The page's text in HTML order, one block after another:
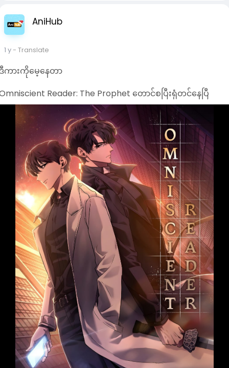
က်ရည်ခိုက်ရည်ကောင်းကောင်း၊ အပနှင်နည်းမျိုးစုံနဲ့
ြိုင်မြိုင်ဆိုင်ဆိုင် ကြည့်ရှုရပြီး
ရိသတ် စိတ်ကျေနပ်ရမဲ့ကားတစ်ကားဖြစ်လို တင်ဆက်ပေးလိုက်ပါ
ယ်။
Link အရင် Join ပြီးမှ ဇာတ်ကား Link ကိုနိပ်ပါ💯
Link ကိုအရင် Join ထားပါဗျ👇👇
t.me/addlist/wZvYAaIr8Mk3MmU1
ဇာတ်ကားကြည့်ရန် Link
t.me/Boomerangcomedy/75
AniHub
1 y- Translate
ကားကိုမေ့နေတာ
Reader: The Prophet တောင်စပြီးရုံတင်နေပြီ